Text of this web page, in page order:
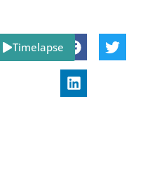
Share:
Timelapse